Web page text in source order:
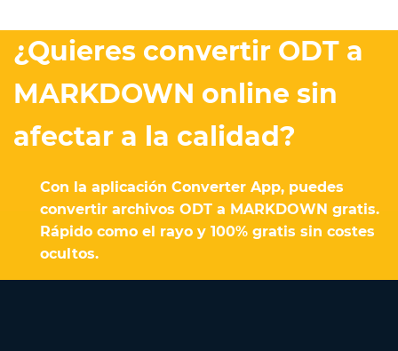
¿Quieres convertir ODT a
MARKDOWN online sin
afectar a la calidad?
Con la aplicación Converter App, puedes
convertir archivos ODT a MARKDOWN gratis.
Rápido como el rayo y 100% gratis sin costes
ocultos.